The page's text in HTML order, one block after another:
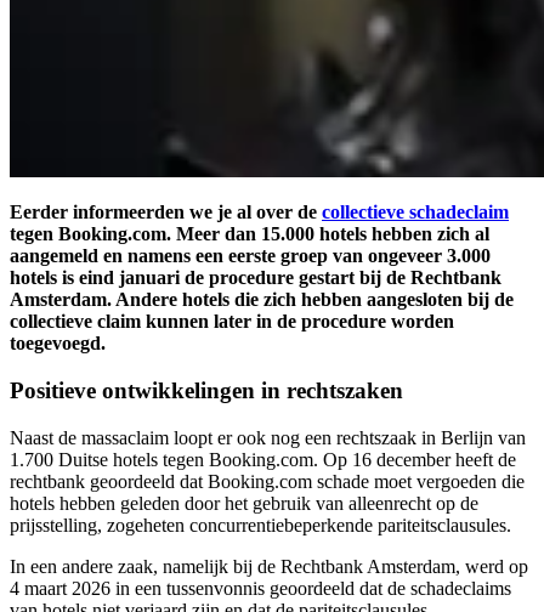
Eerder informeerden we je al over de collectieve schadeclaim
tegen Booking.com. Meer dan 15.000 hotels hebben zich al
aangemeld en namens een eerste groep van ongeveer 3.000
hotels is eind januari de procedure gestart bij de Rechtbank
Amsterdam. Andere hotels die zich hebben aangesloten bij de
collectieve claim kunnen later in de procedure worden
toegevoegd.
Positieve ontwikkelingen in rechtszaken
Naast de massaclaim loopt er ook nog een rechtszaak in Berlijn van
1.700 Duitse hotels tegen Booking.com. Op 16 december heeft de
rechtbank geoordeeld dat Booking.com schade moet vergoeden die
hotels hebben geleden door het gebruik van alleenrecht op de
prijsstelling, zogeheten concurrentiebeperkende pariteitsclausules.
In een andere zaak, namelijk bij de Rechtbank Amsterdam, werd op
4 maart 2026 in een tussenvonnis geoordeeld dat de schadeclaims